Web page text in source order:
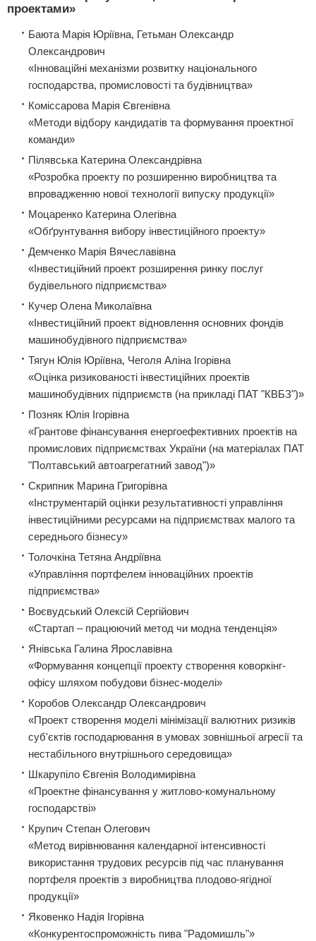
проектами»
Баюта Марія Юріївна, Гетьман Олександр
Олександрович
«Інноваційні механізми розвитку національного
господарства, промисловості та будівництва»
Коміссарова Марія Євгенівна
«Методи відбору кандидатів та формування проектної
команди»
Пілявська Катерина Олександрівна
«Розробка проекту по розширенню виробництва та
впровадженню нової технології випуску продукції»
Моцаренко Катерина Олегівна
«Обґрунтування вибору інвестиційного проекту»
Демченко Марія Вячеславівна
«Інвестиційний проект розширення ринку послуг
будівельного підприємства»
Кучер Олена Миколаївна
«Інвестиційний проект відновлення основних фондів
машинобудівного підприємства»
Тягун Юлія Юріївна, Чеголя Аліна Ігорівна
«Оцінка ризикованості інвестиційних проектів
машинобудівних підприємств (на прикладі ПАТ "КВБЗ")»
Позняк Юлія Ігорівна
«Грантове фінансування енергоефективних проектів на
промислових підприємствах України (на матеріалах ПАТ
"Полтавський автоагрегатний завод")»
Скрипник Марина Григорівна
«Інструментарій оцінки результативності управління
інвестиційними ресурсами на підприємствах малого та
середнього бізнесу»
Толочкіна Тетяна Андріївна
«Управління портфелем інноваційних проектів
підприємства»
Воєвудський Олексій Сергійович
«Стартап – працюючий метод чи модна тенденція»
Янівська Галина Ярославівна
«Формування концепції проекту створення коворкінг-
офісу шляхом побудови бізнес-моделі»
Коробов Олександр Олександрович
«Проект створення моделі мінімізації валютних ризиків
суб'єктів господарювання в умовах зовнішньої агресії та
нестабільного внутрішнього середовища»
Шкарупіло Євгенія Володимирівна
«Проектне фінансування у житлово-комунальному
господарстві»
Крупич Степан Олегович
«Метод вирівнювання календарної інтенсивності
використання трудових ресурсів під час планування
портфеля проектів з виробництва плодово-ягідної
продукції»
Яковенко Надія Ігорівна
«Конкурентоспроможність пива "Радомишль"»